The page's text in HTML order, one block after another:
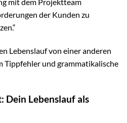
der Kunden zu
Lebenslauf von einer anderen
Tippfehler und grammatikalische
Dein Lebenslauf als